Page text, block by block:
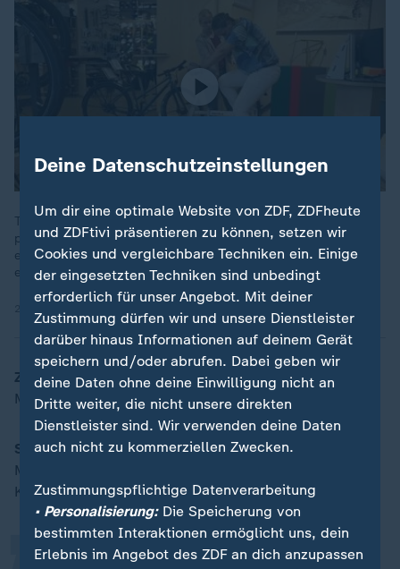
Teures Rad, unbequemer Sitz? Das muss nicht sein. Mit
passender Rahmengeometrie, richtiger Sitzhaltung und
ergonomischer Beratung bleibt Radfahren schmerzfrei und
entspannt.
ZDFheute:Wie groß sind die Auswirkungen von
Mountainbikereifen für die Umwelt?
Sommer:Wir haben herausgefunden, dass ein Satz
Mountainbikereifen im Schnitt 3,6 Gramm
Kunststoffabrieb auf 100 Kilometern hinterlässt.
Hochgerechnet auf alle
„
Deine Datenschutzeinstellungen
Um dir eine optimale Website von ZDF, ZDFheute
und ZDFtivi präsentieren zu können, setzen wir
Cookies und vergleichbare Techniken ein. Einige
der eingesetzten Techniken sind unbedingt
erforderlich für unser Angebot. Mit deiner
Zustimmung dürfen wir und unsere Dienstleister
darüber hinaus Informationen auf deinem Gerät
speichern und/oder abrufen. Dabei geben wir
deine Daten ohne deine Einwilligung nicht an
Dritte weiter, die nicht unsere direkten
Dienstleister sind. Wir verwenden deine Daten
auch nicht zu kommerziellen Zwecken.
Zustimmungspflichtige Datenverarbeitung
• Personalisierung:Die Speicherung von
bestimmten Interaktionen ermöglicht uns, dein
Erlebnis im Angebot des ZDF an dich anzupassen